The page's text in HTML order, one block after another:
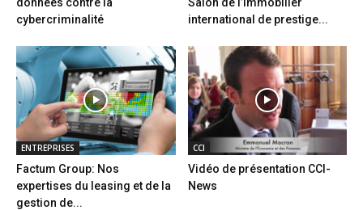
cybercriminalité
international de prestige...
ENTREPRISES
Factum Group: Nos
expertises du leasing et de la
gestion de...
CCI
Vidéo de présentation CCI-
News